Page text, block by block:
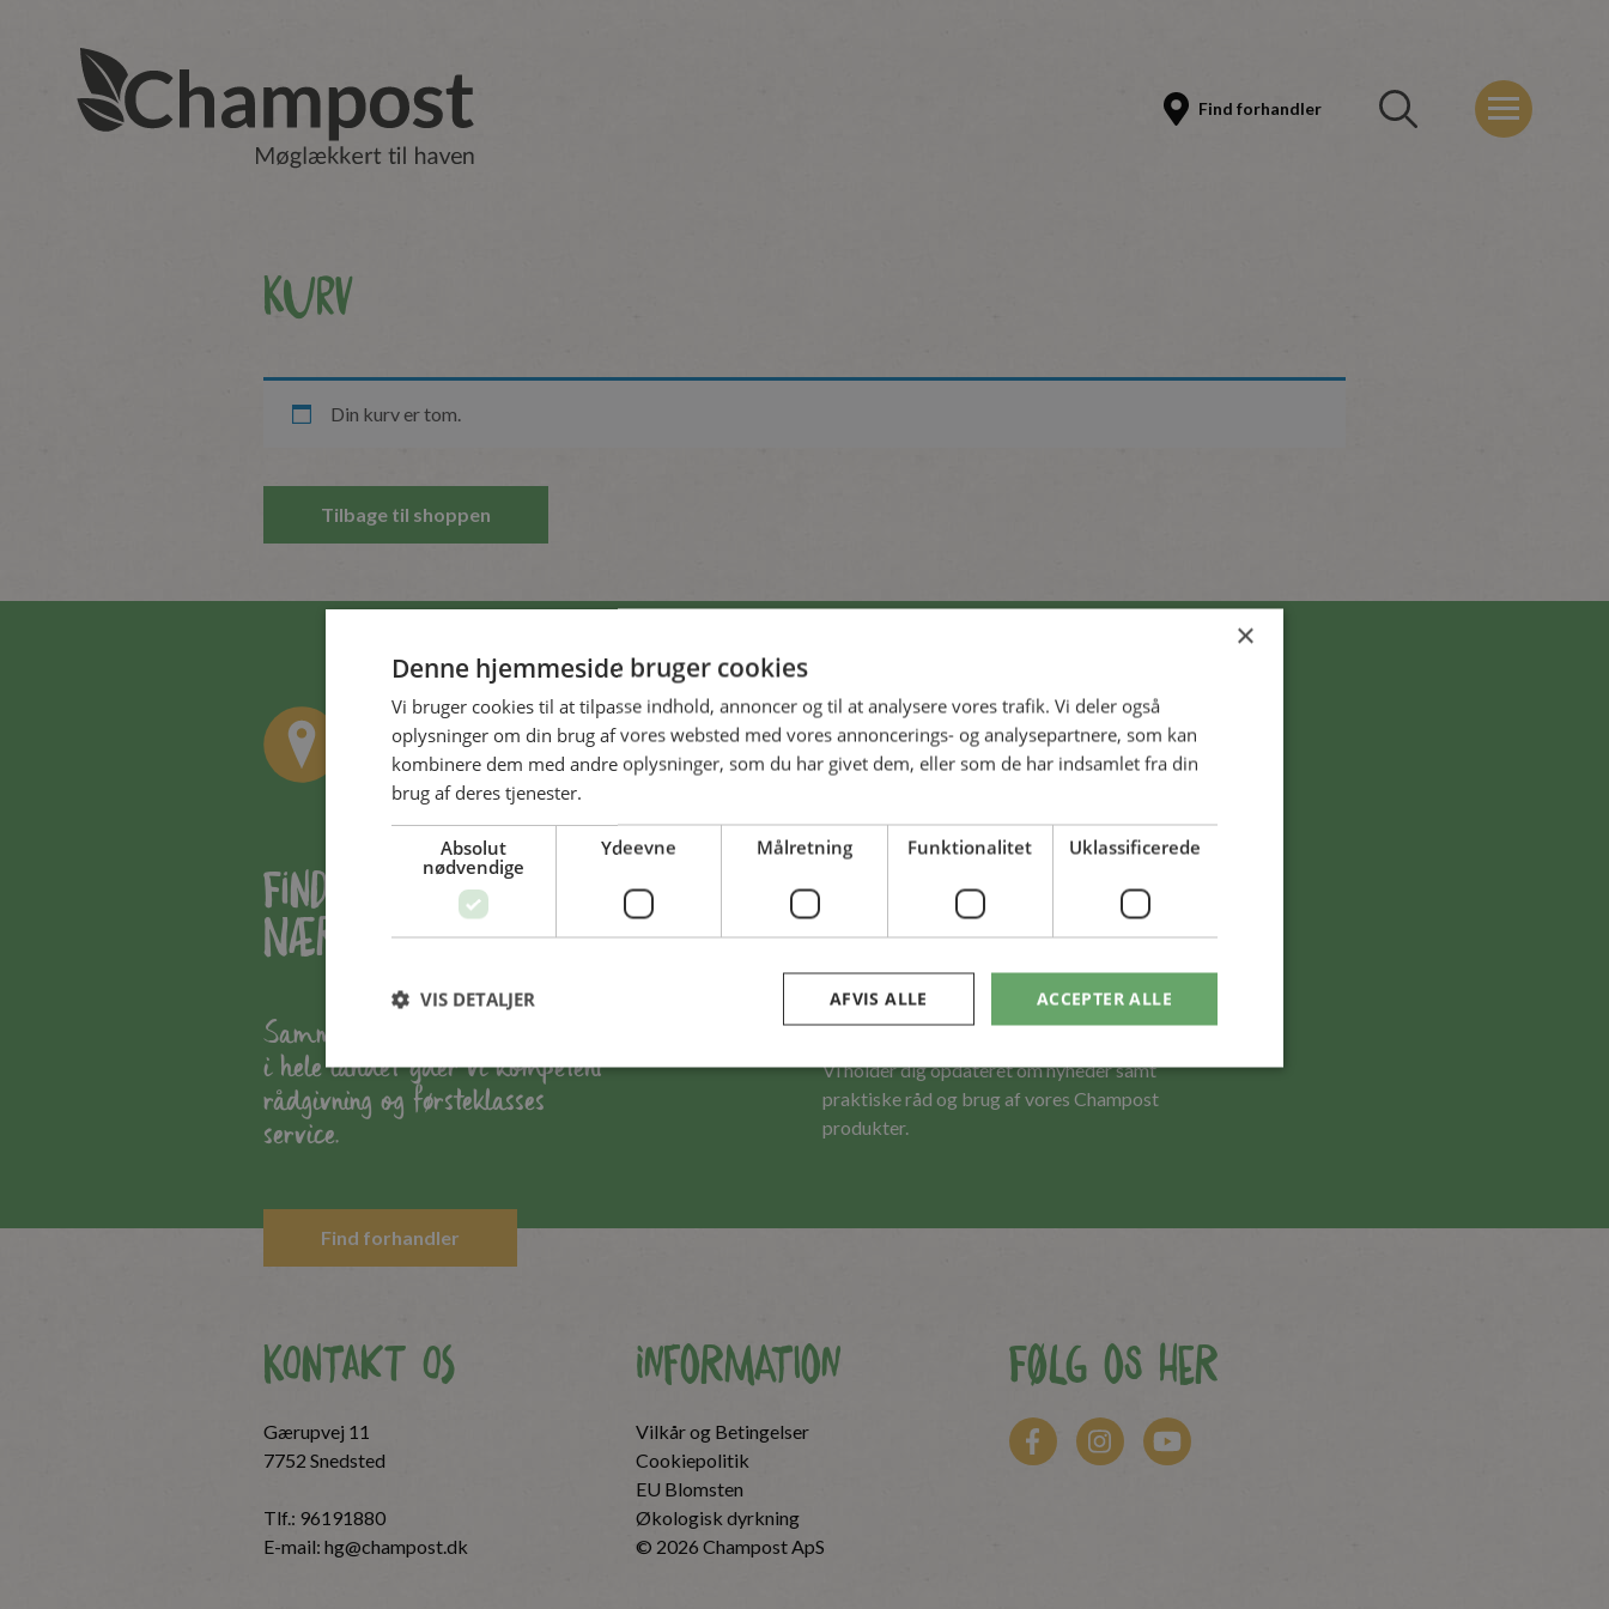
Find forhandler
Kurv
Din kurv er tom.
Tilbage til shoppen
Find vores produkter i
nærheden af dig
Sammen med vores forhandlere
i hele landet yder vi kompetent
rådgivning og førsteklasses
service.
Find forhandler
Tilmeld nyhedsmail
Vi holder dig opdateret om nyheder samt
praktiske råd og brug af vores Champost
produkter.
Kontakt os
Gærupvej 11
7752 Snedsted
Tlf.: 96191880
E-mail: hg@champost.dk
Information
Vilkår og Betingelser
Cookiepolitik
EU Blomsten
Økologisk dyrkning
© 2026 Champost ApS
Følg os her
×
Denne hjemmeside bruger cookies
Vi bruger cookies til at tilpasse indhold, annoncer og til at analysere vores trafik. Vi deler også
oplysninger om din brug af vores websted med vores annoncerings- og analysepartnere, som kan
kombinere dem med andre oplysninger, som du har givet dem, eller som de har indsamlet fra din
brug af deres tjenester.
Absolut
nødvendige
Ydeevne Målretning Funktionalitet Uklassificerede
ACCEPTER ALLE
AFVIS ALLE
VIS DETALJER